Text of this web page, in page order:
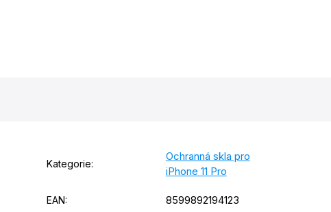
Kategorie:
Ochranná skla pro
iPhone 11 Pro
EAN: 8599892194123